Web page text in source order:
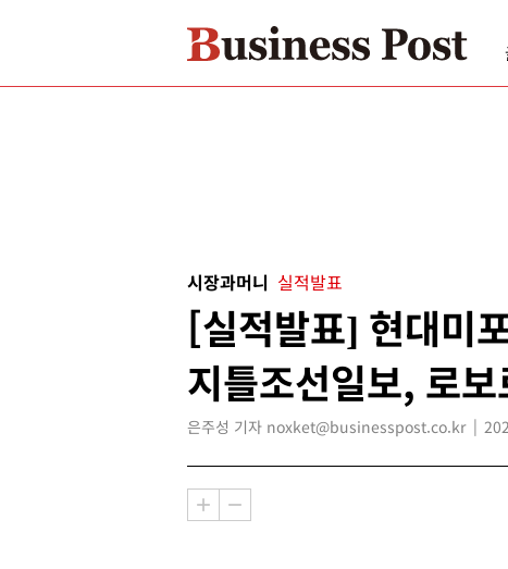
시장과머니 실적발표
[실적발표] 현대미
지틀조선일보, 로보
은주성 기자 noxket@businesspost.co.kr